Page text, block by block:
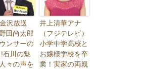
沢放送
田尚太郎
ンサーの
石川の魅
々の声を
井上清華アナ
（フジテレビ）
小学中学高校と
お嬢様学校を卒
業！実家の両親